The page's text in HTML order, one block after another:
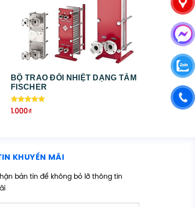
BỘ TRAO ĐỔI NHIỆT DẠNG TẤM
FISCHER
Được xếp
hạng
1.000₫
KHUYẾN MÃI
bản tin để không bỏ lỡ thông tin